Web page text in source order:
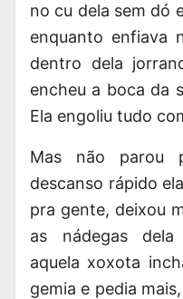
no cu dela sem dó
enquanto enfiava
dentro dela
encheu a boca da
Ela engoliu tudo
Mas não parou
descanso rápido
pra gente, deixou
as nádegas
aquela xoxota
gemia e pedia